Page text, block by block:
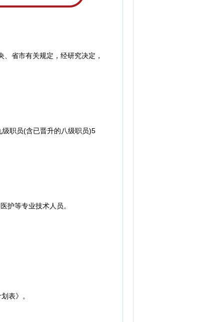
省市有关规定，经研究决定，
职员(含已晋升的八级职员)5
等专业技术人员。
表》。